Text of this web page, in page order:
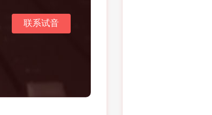
联系试音